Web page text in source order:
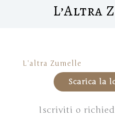
L’Altra
L’altra Zumelle
Scarica la
Iscriviti o